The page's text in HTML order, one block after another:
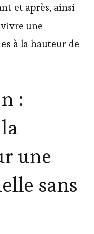
et après, ainsi
une
à la hauteur de
:
une
sans